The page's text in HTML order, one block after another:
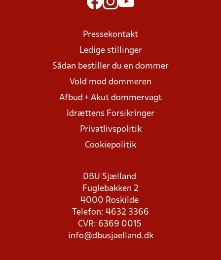
Pressekontakt
Ledige stillinger
Sådan bestiller du en dommer
Vold mod dommeren
Afbud + Akut dommervagt
Idrættens Forsikringer
Privatlivspolitik
Cookiepolitik
DBU Sjælland
Fuglebakken 2
4000 Roskilde
Telefon: 4632 3366
CVR: 6369 0015
info@dbusjaelland.dk